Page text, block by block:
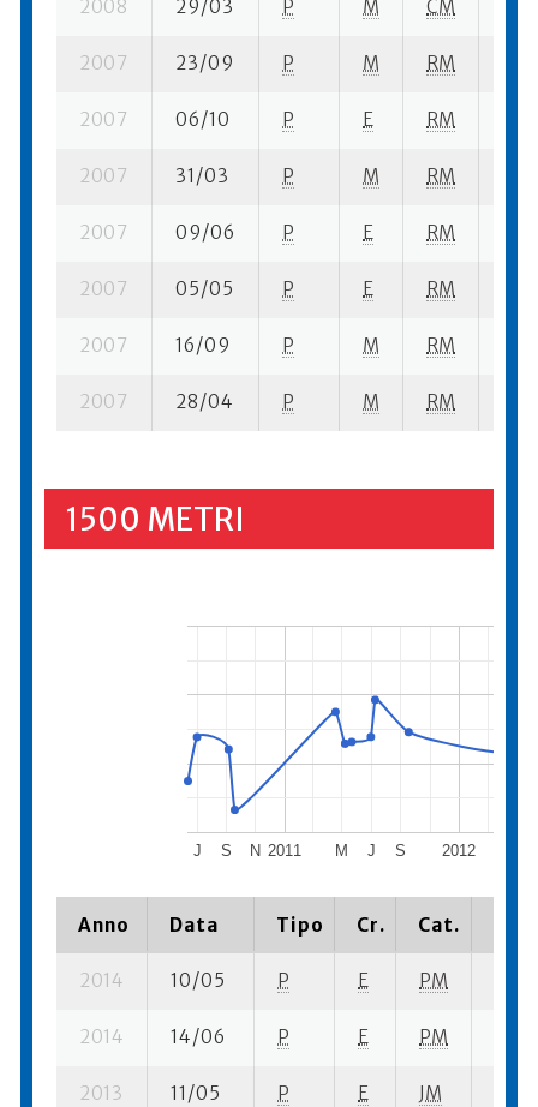
2008 29/03 P M CM
2007 23/09 P M RM
2007 06/10 P E RM
2007 31/03 P M RM
2007 09/06 P E RM
2007 05/05 P E RM
2007 16/09 P M RM
2007 28/04 P M RM
1500 METRI
2011 2012
J S N M J S
Anno Data Tipo Cr. Cat.
2014 10/05 P E PM
2014 14/06 P E PM
2013 11/05 P E JM